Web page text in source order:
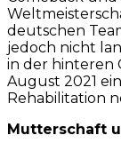
deutschen
jedoch nicht
in der hinteren
August 2021
Rehabilitation
Mutterschaft